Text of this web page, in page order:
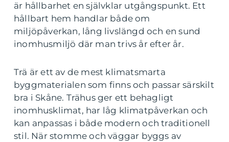
är hållbarhet en självklar utgångspunkt. Ett
hållbart hem handlar både om
miljöpåverkan, lång livslängd och en sund
inomhusmiljö där man trivs år efter år.
Trä är ett av de mest klimatsmarta
byggmaterialen som finns och passar särskilt
bra i Skåne. Trähus ger ett behagligt
inomhusklimat, har låg klimatpåverkan och
kan anpassas i både modern och traditionell
stil. När stomme och väggar byggs av